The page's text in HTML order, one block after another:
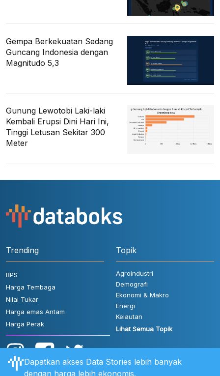
Gempa Berkekuatan Sedang
Guncang Indonesia dengan
Magnitudo 5,3
Gunung Lewotobi Laki-laki
Kembali Erupsi Dini Hari Ini,
Tinggi Letusan Sekitar 300
Meter
Trending
BPS
Harga Tembaga
Nilai Tukar
Harga emas Antam
Harga Perak
Topik
Agroindustri
Demografi
Ekonomi & Makro
Energi
Kelautan
Lihat Semua Topik
Dapatkan akses Data Stories lebih banyak
dengan harga lebih ekonomis.